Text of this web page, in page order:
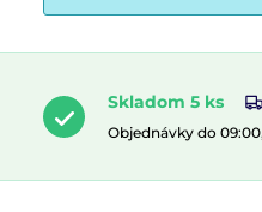
Skladom 5 ks
Objednávky do